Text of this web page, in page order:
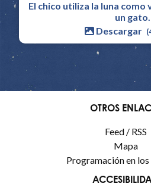
Descargar
OTROS
Feed / RSS
Mapa
Programación en